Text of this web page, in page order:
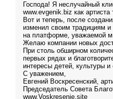
Господа! Я неслучайный
www.evgenik.biz как
Вот и теперь, после
изменил своим традициям
на платформе, уважаемой
Желаю компании новых
При столь обширном
первых рядах и
интересы детей, культуры
С уважением,
Евгений Воскресенский,
Председатель Совета
www.Voskresenie.site